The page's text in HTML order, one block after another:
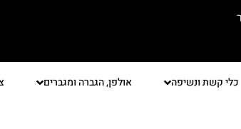
כלי קשת ונשיפה אולפן, הגברה ומגברים